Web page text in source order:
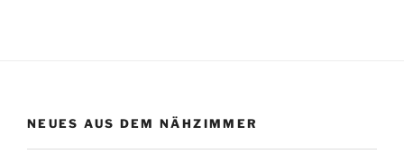
NEUES AUS DEM NÄHZIMMER